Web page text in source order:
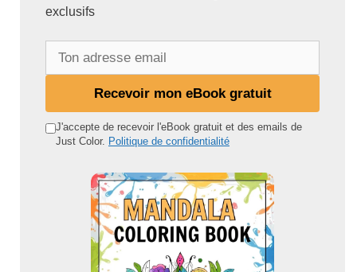
exclusifs
d
Recevoir mon eBook gratuit
J'accepte de recevoir l'eBook gratuit et des emails de
Just Color. Politique de confidentialité